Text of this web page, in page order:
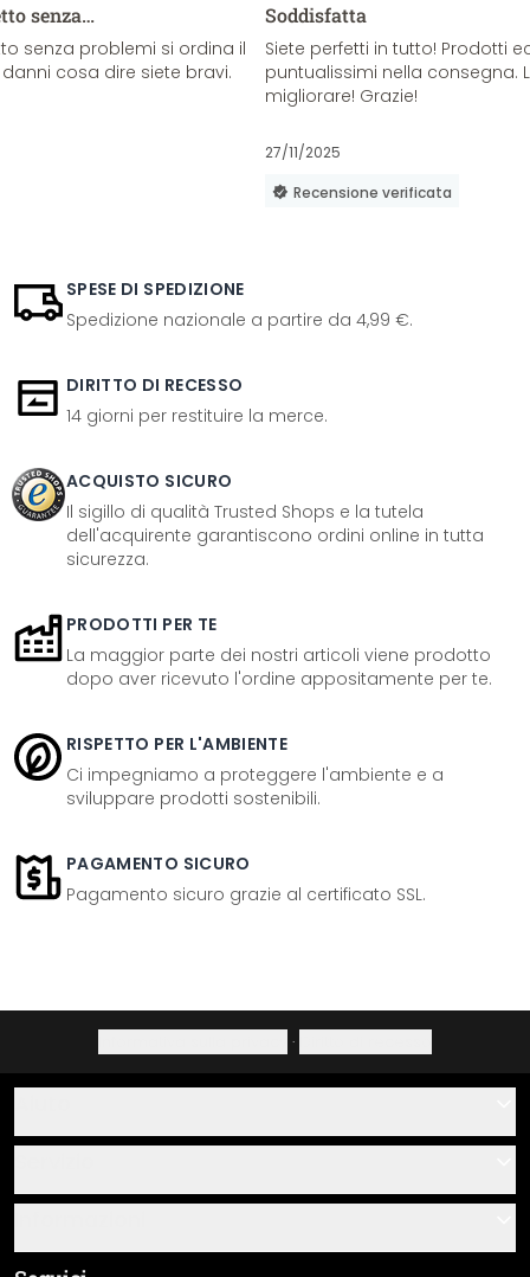
senza…
senza problemi si ordina il
cosa dire siete bravi.
Soddisfatta
Siete perfetti in tutto! Prodotti
puntualissimi nella consegna.
migliorare! Grazie!
27/11/2025
Recensione verificata
SPESE DI SPEDIZIONE
Spedizione nazionale a partire da 4,99 €.
DIRITTO DI RECESSO
14 giorni per restituire la merce.
ACQUISTO SICURO
Il sigillo di qualità Trusted Shops e la tutela
dell'acquirente garantiscono ordini online in tutta
sicurezza.
PRODOTTI PER TE
La maggior parte dei nostri articoli viene prodotto
dopo aver ricevuto l'ordine appositamente per te.
RISPETTO PER L'AMBIENTE
Ci impegniamo a proteggere l'ambiente e a
sviluppare prodotti sostenibili.
PAGAMENTO SICURO
Pagamento sicuro grazie al certificato SSL.
·
Chi siamo
Istruzioni di posa e montaggio
Termini e condizioni generali